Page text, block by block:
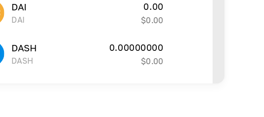
DAI
DAI
0.00
$0.00
DASH
DASH
0.00000000
$0.00